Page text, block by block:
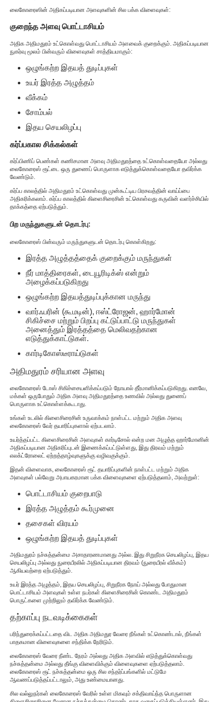
லைகோரைஸின் அதிகப்படியான அளவுகளின் சில பக்க விளைவுகள்:
குறைந்த அளவு பொட்டாசியம்
அதிக அதிமதுரம் உட்கொள்வது பொட்டாசியம் அளவைக் குறைக்கும். அதிகப்படியான
நுகர்வு மூலம் பின்வரும் விளைவுகள் சாத்தியமாகும்:
ஒழுங்கற்ற இதயத் துடிப்புகள்
உயர் இரத்த அழுத்தம்
வீக்கம்
சோம்பல்
இதய செயலிழப்பு
கர்ப்பகால சிக்கல்கள்
கர்ப்பிணிப் பெண்கள் கணிசமான அளவு அதிமதுரத்தை உட்கொள்வதையோ அல்லது
லைகோரைஸ் ரூட்டை ஒரு துணைப் பொருளாக எடுத்துக்கொள்வதையோ தவிர்க்க
வேண்டும்.
கர்ப்ப காலத்தில் அதிமதுரம் உட்கொள்வது முன்கூட்டிய பிரசவத்தின் வாய்ப்பை
அதிகரிக்கலாம். கர்ப்ப காலத்தில் கிளைசிரைசின் உட்கொள்வது கருவின் வளர்ச்சியில்
தாக்கத்தை ஏற்படுத்தும்.
பிற மருந்துகளுடன் தொடர்பு:
லைகோரைஸ் பின்வரும் மருந்துகளுடன் தொடர்பு கொள்கிறது:
இரத்த அழுத்தத்தைக் குறைக்கும் மருந்துகள்
நீர் மாத்திரைகள், டையூரிடிக்ஸ் என்றும்
அழைக்கப்படுகிறது
ஒழுங்கற்ற இதயத்துடிப்புக்கான மருந்து
வார்ஃபரின் (கூமடின்), ஈஸ்ட்ரோஜன், ஹார்மோன்
சிகிச்சை மற்றும் பிறப்பு கட்டுப்பாட்டு மருந்துகள்
அனைத்தும் இரத்தத்தை மெலிவதற்கான
எடுத்துக்காட்டுகள்.
கார்டிகோஸ்டீராய்டுகள்
அதிமதுரம் சரியான அளவு
லைகோரைஸ் டோஸ் சிகிச்சையளிக்கப்படும் நோயால் தீர்மானிக்கப்படுகிறது. எனவே,
மக்கள் ஒருபோதும் அதிக அளவு அதிமதுரத்தை உணவில் அல்லது துணைப்
பொருளாக உட்கொள்ளக்கூடாது.
உங்கள் உடலில் கிளைசிரைசின் உருவாக்கம் நாள்பட்ட மற்றும் அதிக அளவு
லைகோரைஸ் வேர் தயாரிப்புகளால் ஏற்படலாம்.
உயர்த்தப்பட்ட கிளைசிரைசின் அளவுகள் கார்டிசோல் என்ற மன அழுத்த ஹார்மோனின்
அதிகப்படியான அதிகரிப்புடன் இணைக்கப்பட்டுள்ளது, இது திரவம் மற்றும்
எலக்ட்ரோலைட் ஏற்றத்தாழ்வுகளுக்கு வழிவகுக்கும்.
இதன் விளைவாக, லைகோரைஸ் ரூட் தயாரிப்புகளின் நாள்பட்ட மற்றும் அதிக
அளவுகள் பல்வேறு அபாயகரமான பக்க விளைவுகளை ஏற்படுத்தலாம், அவற்றுள்:
பொட்டாசியம் குறைபாடு
இரத்த அழுத்தம் கூர்முனை
தசைகள் விரயம்
ஒழுங்கற்ற இதயத் துடிப்புகள்
அதிமதுரம் நச்சுத்தன்மை அசாதாரணமானது அல்ல. இது சிறுநீரக செயலிழப்பு, இதய
செயலிழப்பு அல்லது நுரையீரலில் அதிகப்படியான திரவம் (நுரையீரல் வீக்கம்)
ஆகியவற்றை ஏற்படுத்தும்.
உயர் இரத்த அழுத்தம், இதய செயலிழப்பு, சிறுநீரக நோய் அல்லது போதுமான
பொட்டாசியம் அளவுகள் உள்ள நபர்கள் கிளைசிரைசின் கொண்ட அதிமதுரம்
பொருட்களை முற்றிலும் தவிர்க்க வேண்டும்.
தற்காப்பு நடவடிக்கைகள்
பரிந்துரைக்கப்பட்டதை விட அதிக அதிமதுர வேரை நீங்கள் உட்கொண்டால், நீங்கள்
பாதகமான விளைவுகளை சந்திக்க நேரிடும்.
லைகோரைஸ் வேரை நீண்ட நேரம் அல்லது அதிக அளவில் எடுத்துக்கொள்வது
நச்சுத்தன்மை அல்லது தீங்கு விளைவிக்கும் விளைவுகளை ஏற்படுத்தலாம்.
லைகோரைஸ் ரூட் நச்சுத்தன்மை ஒரு சில சந்தர்ப்பங்களில் மட்டுமே
ஆவணப்படுத்தப்பட்டாலும், அது உண்மையானது.
சில வல்லுநர்கள் லைகோரைஸ் வேரில் உள்ள மிகவும் சக்திவாய்ந்த பொருளான